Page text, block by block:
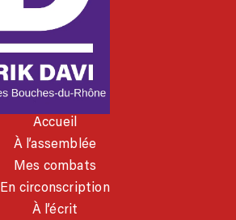
Accueil
À l’assemblée
Mes combats
En circonscription
À l’écrit